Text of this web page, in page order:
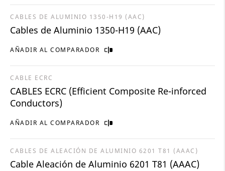
AÑADIR AL COMPARADOR
CABLES DE ALUMINIO 1350-H19 (AAC)
Cables de Aluminio 1350-H19 (AAC)
AÑADIR AL COMPARADOR
CABLE ECRC
CABLES ECRC (Efficient Composite Re-inforced
Conductors)
CABLES DE ALEACIÓN DE ALUMINIO 6201 T81 (AAAC)
Cable Aleación de Aluminio 6201 T81 (AAAC)